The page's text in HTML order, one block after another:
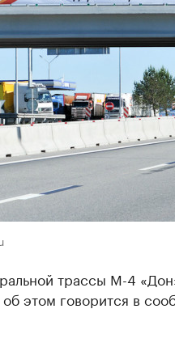
трассы М-4
об этом говорится в